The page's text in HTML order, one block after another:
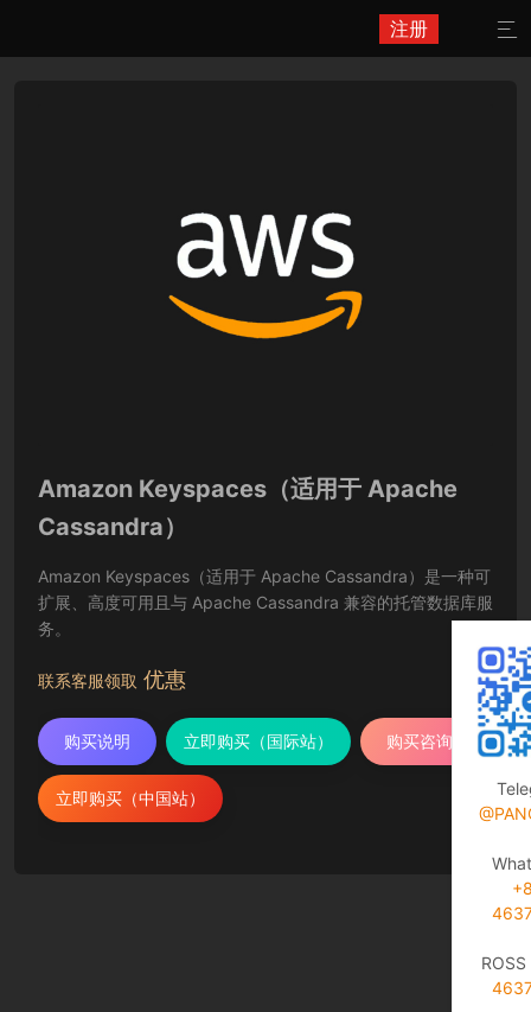
注册 
Amazon Keyspaces（适用于 Apache
Cassandra）
Amazon Keyspaces（适用于 Apache Cassandra）是一种可
扩展、高度可用且与 Apache Cassandra 兼容的托管数据库服
务。
联系客服领取 优惠
购买说明 立即购买（国际站） 购买咨询
立即购买（中国站）